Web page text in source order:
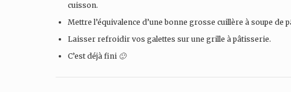
cuisson.
Mettre l’équivalence d’une bonne grosse cuillère à soupe de
Laisser refroidir vos galettes sur une grille à pâtisserie.
C’est déjà fini 🙂